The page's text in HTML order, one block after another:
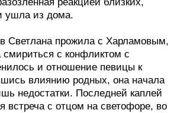
ушла из дома.
Светлана прожила с Харламовым,
смириться с конфликтом с
и отношение певицы к
влиянию родных, она начала
недостатки. Последней каплей
встреча с отцом на светофоре, во